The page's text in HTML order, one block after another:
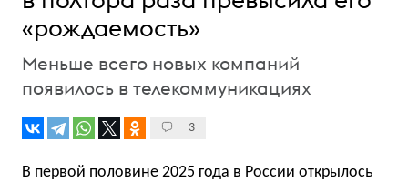
«рождаемость»
Меньше всего новых компаний
появилось в телекоммуникациях
3
В первой половине 2025 года в России открылось